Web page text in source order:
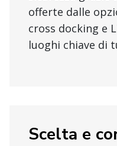
offerte dalle
cross docking e
luoghi chiave di
Scelta e